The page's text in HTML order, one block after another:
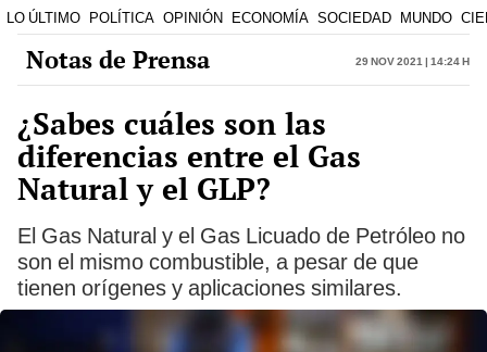
LO ÚLTIMO POLÍTICA OPINIÓN ECONOMÍA SOCIEDAD MUNDO
Notas de Prensa 29 Nov 2021 | 14:24 h
¿Sabes cuáles son las
diferencias entre el Gas
Natural y el GLP?
El Gas Natural y el Gas Licuado de Petróleo no
son el mismo combustible, a pesar de que
tienen orígenes y aplicaciones similares.